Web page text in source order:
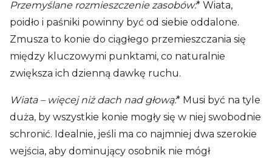
Przemyślane rozmieszczenie zasobów:* Wiata,
poidło i paśniki powinny być od siebie oddalone.
Zmusza to konie do ciągłego przemieszczania się
między kluczowymi punktami, co naturalnie
zwiększa ich dzienną dawkę ruchu.
Wiata – więcej niż dach nad głową:* Musi być na tyle
duża, by wszystkie konie mogły się w niej swobodnie
schronić. Idealnie, jeśli ma co najmniej dwa szerokie
wejścia, aby dominujący osobnik nie mógł